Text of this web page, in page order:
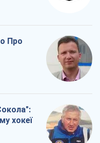
Про
хокеї